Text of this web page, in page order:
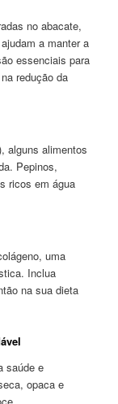
no abacate,
a manter a
essenciais para
redução da
alguns alimentos
Pepinos,
ricos em água
uma
Inclua
na sua dieta
saúde e
opaca e